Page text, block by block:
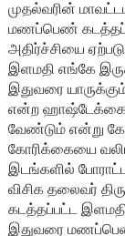
முதல்வரின்
மணப்பெண்
அதிர்ச்சியை
இளமதி எங்கே
இதுவரை
என்ற ஹாஷ்டேக்கை
வேண்டும் என்று
கோரிக்கையை
இடங்களில்
விசிக தலைவர்
கடத்தப்பட்ட
இதுவரை